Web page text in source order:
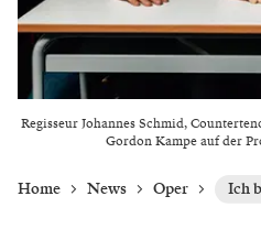
Regisseur Johannes Schmid,
Gordon Kampe auf der
Home News Oper Ich